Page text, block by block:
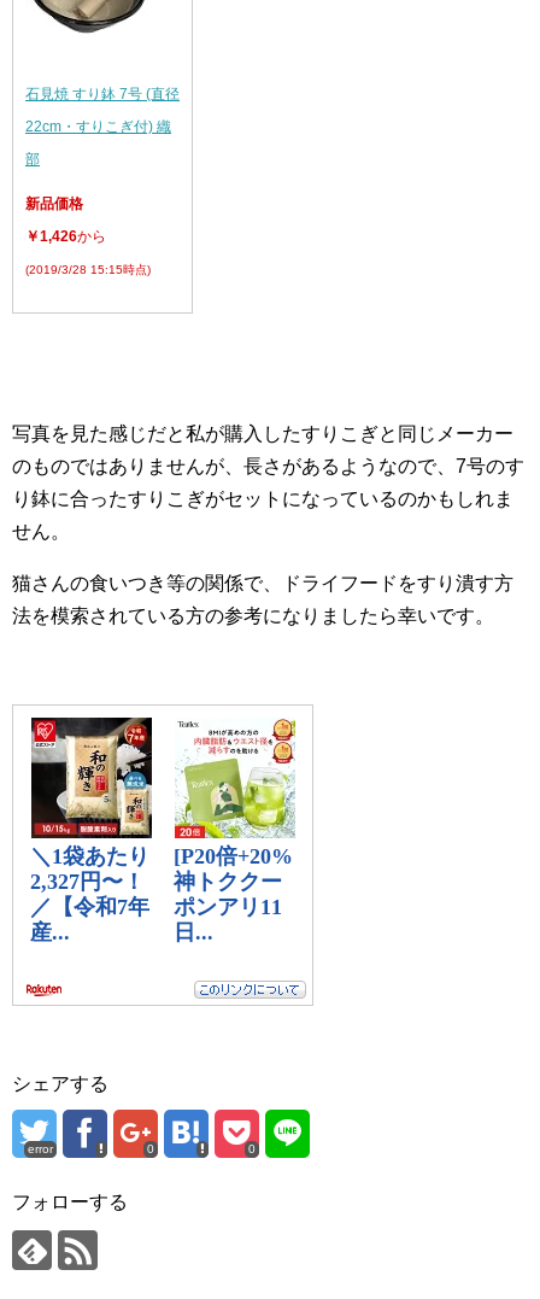
石見焼 すり鉢 7号 (直径
22cm・すりこぎ付) 織
部
新品価格
￥1,426から
(2019/3/28 15:15時点)
写真を見た感じだと私が購入したすりこぎと同じメーカー
のものではありませんが、長さがあるようなので、7号のす
り鉢に合ったすりこぎがセットになっているのかもしれま
せん。
猫さんの食いつき等の関係で、ドライフードをすり潰す方
法を模索されている方の参考になりましたら幸いです。
シェアする
error 0 0
フォローする